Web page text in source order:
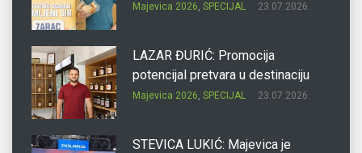
Majevica 2026, SPECIJAL 23.07.2026.
LAZAR ĐURIĆ: Promocija
potencijal pretvara u destinaciju
Majevica 2026, SPECIJAL 23.07.2026.
STEVICA LUKIĆ: Majevica je